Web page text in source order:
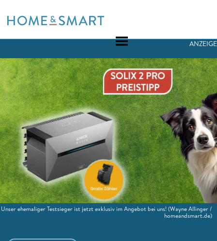
to
ANZEIGE
Unser ehemaliger Testsieger ist jetzt exklusiv im Angebot bei uns!(Wayne Allinger /
homeandsmart.de)